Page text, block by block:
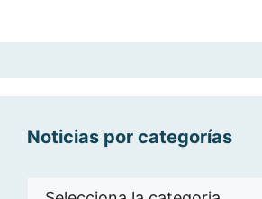
Noticias por categorías
Noticias